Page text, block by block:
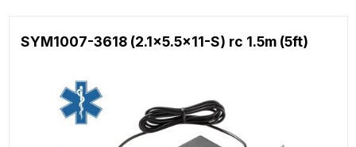
SYM1007-3618 (2.1x5.5x11-S) rc 1.5m (5ft)